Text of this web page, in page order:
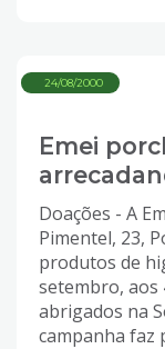
24/08/2000
Emei
Doações - A
Pimentel, 23,
produtos de
setembro, aos
abrigados na
campanha faz